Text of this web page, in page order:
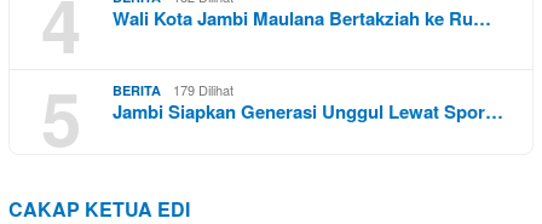
4 Wali Kota Jambi Maulana Bertakziah ke Ru…
5 BERITA 179 Dilihat
Jambi Siapkan Generasi Unggul Lewat Spor…
CAKAP KETUA EDI